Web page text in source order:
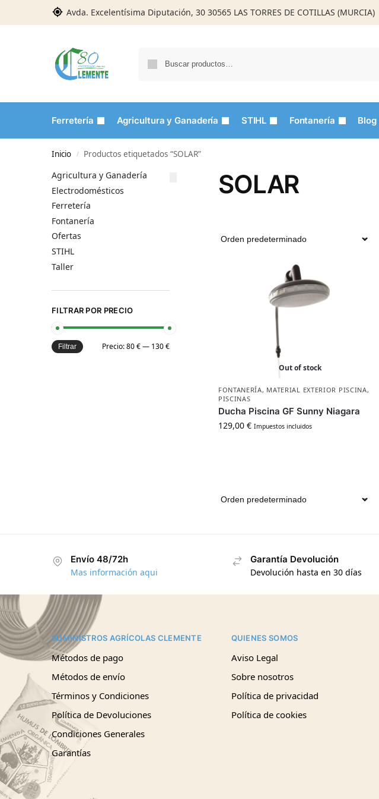
Avda. Excelentísima Diputación, 30 30565 LAS TORRES DE COTILLAS (MURCIA)
Ferretería Agricultura y Ganadería STIHL Fontanería
Inicio / Productos etiquetados “SOLAR”
SOLAR
Out of stock
FONTANERÍA, MATERIAL EXTERIOR PISCINA,
PISCINAS
Ducha Piscina GF Sunny Niagara
129,00 € Impuestos incluidos
Agricultura y Ganadería
Electrodomésticos
Ferretería
Fontanería
Ofertas
STIHL
Taller
FILTRAR POR PRECIO
Filtrar Precio:80 €— 130 €
Envío 48/72h
Mas información aqui
Garantía Devolución
Devolución hasta en 30 días
SUMINISTROS AGRÍCOLAS CLEMENTE
Métodos de pago
Métodos de envío
Términos y Condiciones
Política de Devoluciones
Condiciones Generales
Garantías
QUIENES SOMOS
Aviso Legal
Sobre nosotros
Política de privacidad
Política de cookies